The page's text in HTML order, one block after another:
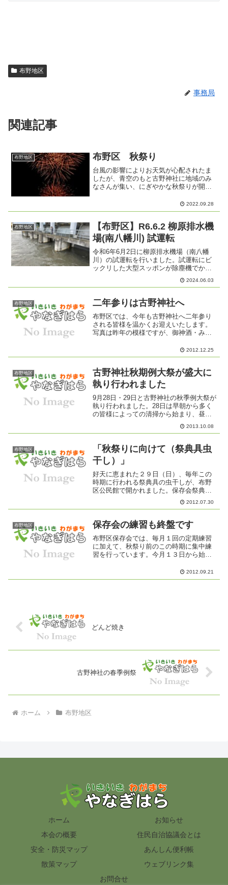
布野地区
事務局
関連記事
布野地区 布野区 秋祭り
台風の影響によりお天気が心配されたま
したが、青空のもと古野神社に地域のみ
なさんが集い、にぎやかな秋祭りが開催
2022.09.28
布野地区
【布野区】R6.6.2 柳原排水機
場(南八幡川) 試運転
令和6年6月2日に柳原排水機場（南八幡
川）の試運転を行いました。試運転にビ
ックリした大型スッポンが除塵機でかき
上げたゴミと一緒に上がってきました。
もう少し余生を楽しんでもらおうと川に
2024.06.03
布野地区 二年参りは古野神社へ
布野区では、今年も古野神社へ二年参り
される皆様を温かくお迎えいたします。
写真は昨年の模様ですが、御神酒・みか
る舞いを行います。例年、寒い中を大勢
の善男善女に参拝をして頂いております
2012.12.25
布野地区
古野神社秋期例大祭が盛大に
執り行われました
9月28日・29日と古野神社の秋季例大祭が
執り行われました。28日は早朝から多く
の皆様によっての清掃から始まり、昼か
らは若衆会によるおでん・イカ焼き・焼
きそばなどの出店が境内を埋め尽くし、
でした。夕方から...
2013.10.08
布野地区
「秋祭りに向けて（祭典具虫
干し）」
好天に恵まれた２９日（日）、毎年この
時期に行われる祭典具の虫干しが、布野
区公民館で開かれました。保存会祭典具
部長の支持の下、協議員や隣組長、保存
会員が協力し合って、祭典具の虫干しと
したところ、大きな故障箇...
2012.07.30
布野地区 保存会の練習も終盤です
布野区保存会では、毎月１回の定期練習
に加えて、秋祭り前のこの時期に集中練
習を行っています。今月１３日から始ま
には、足揃えを行ってお祭り本番に備え
ます。２２日の宵祭り、今年一番の獅子
2012.09.21
どんど焼き
古野神社の春季例祭
ホーム 布野地区
ホーム
お知らせ
本会の概要
住民自治協議会とは
安全・防災マップ
あんしん便利帳
散策マップ
ウェブリンク集
お問合せ